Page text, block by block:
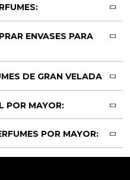
ENVASES PARA
DE GRAN VELADA
POR MAYOR:
POR MAYOR: